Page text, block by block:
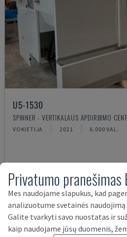
U5-1530
SPINNER - VERTIKALAUS APDIRBIMO
VOKIETIJA 2021 6.000 VAL.
Privatumo pranešimas
Mes naudojame slapukus, kad
analizuotume svetainės
Galite tvarkyti savo nuostatas ir
kaip naudojame jūsų duomenis,